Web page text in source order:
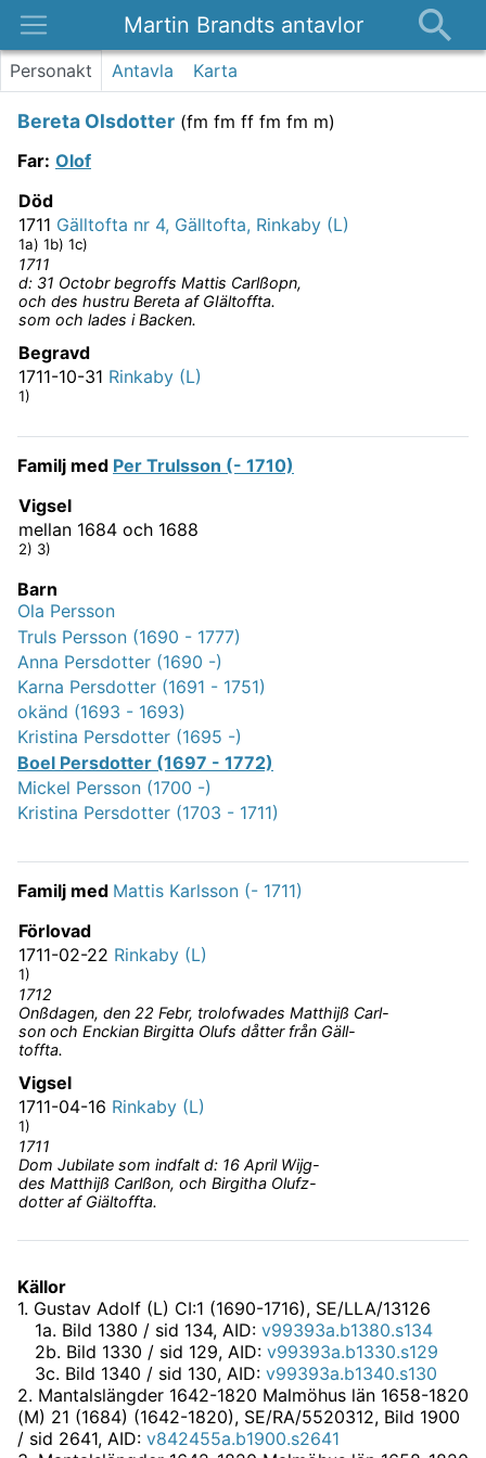
Martin Brandts antavlor
Platser
Personakt Antavla Karta
Bereta Olsdotter (fm fm ff fm fm m)
Far: Olof
Död
1711 Gälltofta nr 4, Gälltofta, Rinkaby (L)
1a) 1b) 1c)
1711
d: 31 Octobr begroffs Mattis Carlßopn,
och des hustru Bereta af GIältoffta.
som och lades i Backen.
Begravd
1711-10-31 Rinkaby (L)
1)
Familj med Per Trulsson (- 1710)
Vigsel
mellan 1684 och 1688
2) 3)
Barn
Ola Persson
Truls Persson (1690 - 1777)
Anna Persdotter (1690 -)
Karna Persdotter (1691 - 1751)
okänd (1693 - 1693)
Kristina Persdotter (1695 -)
Boel Persdotter (1697 - 1772)
Mickel Persson (1700 -)
Kristina Persdotter (1703 - 1711)
Familj med Mattis Karlsson (- 1711)
Förlovad
1711-02-22 Rinkaby (L)
1)
1712
Onßdagen, den 22 Febr, trolofwades Matthijß Carl-
son och Enckian Birgitta Olufs dåtter från Gäll-
toffta.
Vigsel
1711-04-16 Rinkaby (L)
1)
1711
Dom Jubilate som indfalt d: 16 April Wijg-
des Matthijß Carlßon, och Birgitha Olufz-
dotter af Giältoffta.
Källor
1. Gustav Adolf (L) CI:1 (1690-1716), SE/LLA/13126
1a. Bild 1380 / sid 134, AID: v99393a.b1380.s134
2b. Bild 1330 / sid 129, AID: v99393a.b1330.s129
3c. Bild 1340 / sid 130, AID: v99393a.b1340.s130
2. Mantalslängder 1642-1820 Malmöhus län 1658-1820
(M) 21 (1684) (1642-1820), SE/RA/5520312, Bild 1900
/ sid 2641, AID: v842455a.b1900.s2641